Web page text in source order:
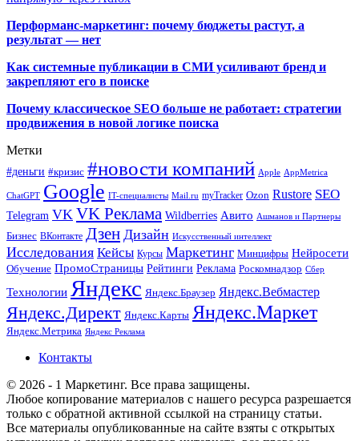
Перформанс-маркетинг: почему бюджеты растут, а
результат — нет
Как системные публикации в СМИ усиливают бренд и
закрепляют его в поиске
Почему классическое SEO больше не работает: стратегии
продвижения в новой логике поиска
Метки
#деньги #кризис #новости компаний Apple AppMetrica
ChatGPT Google IT-специалисты Mail.ru myTracker Ozon Rustore SEO
Telegram VK VK Реклама Wildberries Авито Ашманов и Партнеры
Бизнес ВКонтакте Дзен Дизайн Искусственный интеллект
Исследования Кейсы Курсы Маркетинг Минцифры Нейросети
Обучение ПромоСтраницы Рейтинги Реклама Роскомнадзор Сбер
Технологии Яндекс Яндекс.Браузер Яндекс.Вебмастер
Яндекс.Директ Яндекс.Карты Яндекс.Маркет
Яндекс.Метрика Яндекс Реклама
Контакты
© 2026 - 1 Маркетинг. Все права защищены.
Любое копирование материалов с нашего ресурса разрешается
только с обратной активной ссылкой на страницу статьи.
Все материалы опубликованные на сайте взяты с открытых